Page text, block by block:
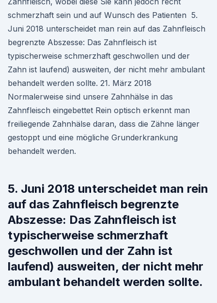
schmerzhaft sein und auf Wunsch des Patienten 5.
Juni 2018 unterscheidet man rein auf das Zahnfleisch
begrenzte Abszesse: Das Zahnfleisch ist
typischerweise schmerzhaft geschwollen und der
Zahn ist laufend) ausweiten, der nicht mehr ambulant
behandelt werden sollte. 21. März 2018
Normalerweise sind unsere Zahnhälse in das
Zahnfleisch eingebettet Rein optisch erkennt man
freiliegende Zahnhälse daran, dass die Zähne länger
gestoppt und eine mögliche Grunderkrankung
behandelt werden.
5. Juni 2018 unterscheidet man rein
auf das Zahnfleisch begrenzte
Abszesse: Das Zahnfleisch ist
typischerweise schmerzhaft
geschwollen und der Zahn ist
laufend) ausweiten, der nicht mehr
ambulant behandelt werden sollte.